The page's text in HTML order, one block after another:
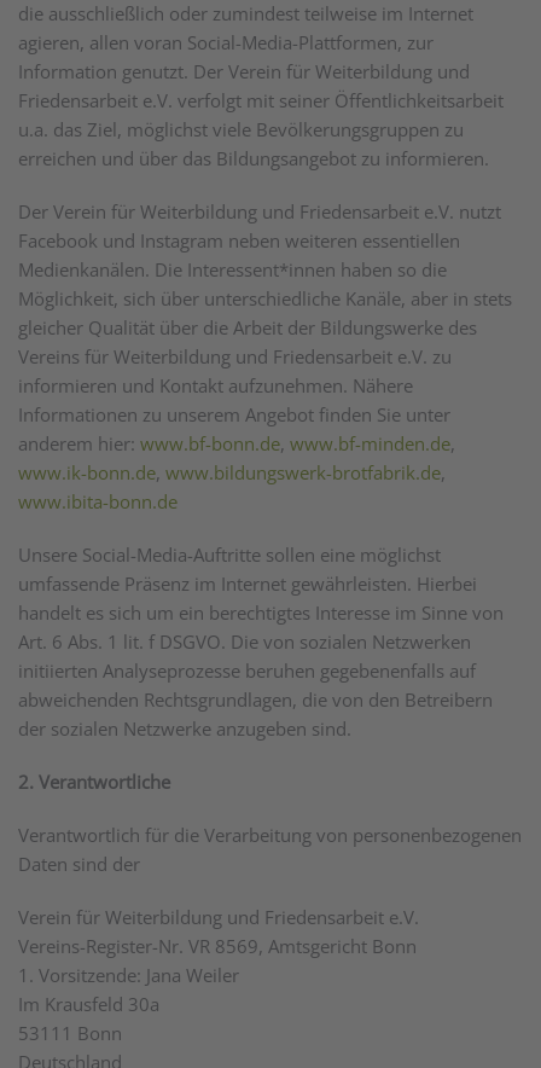
die ausschließlich oder zumindest teilweise im Internet
agieren, allen voran Social-Media-Plattformen, zur
Information genutzt. Der Verein für Weiterbildung und
Friedensarbeit e.V. verfolgt mit seiner Öffentlichkeitsarbeit
u.a. das Ziel, möglichst viele Bevölkerungsgruppen zu
erreichen und über das Bildungsangebot zu informieren.
Der Verein für Weiterbildung und Friedensarbeit e.V. nutzt
Facebook und Instagram neben weiteren essentiellen
Medienkanälen. Die Interessent*innen haben so die
Möglichkeit, sich über unterschiedliche Kanäle, aber in stets
gleicher Qualität über die Arbeit der Bildungswerke des
Vereins für Weiterbildung und Friedensarbeit e.V. zu
informieren und Kontakt aufzunehmen. Nähere
Informationen zu unserem Angebot finden Sie unter
anderem hier: www.bf-bonn.de, www.bf-minden.de,
www.ik-bonn.de, www.bildungswerk-brotfabrik.de,
www.ibita-bonn.de
Unsere Social-Media-Auftritte sollen eine möglichst
umfassende Präsenz im Internet gewährleisten. Hierbei
handelt es sich um ein berechtigtes Interesse im Sinne von
Art. 6 Abs. 1 lit. f DSGVO. Die von sozialen Netzwerken
initiierten Analyseprozesse beruhen gegebenenfalls auf
abweichenden Rechtsgrundlagen, die von den Betreibern
der sozialen Netzwerke anzugeben sind.
2. Verantwortliche
Verantwortlich für die Verarbeitung von personenbezogenen
Daten sind der
Verein für Weiterbildung und Friedensarbeit e.V.
Vereins-Register-Nr. VR 8569, Amtsgericht Bonn
1. Vorsitzende: Jana Weiler
Im Krausfeld 30a
53111 Bonn
Deutschland